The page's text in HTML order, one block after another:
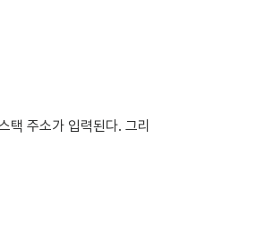
주소가 입력된다. 그리